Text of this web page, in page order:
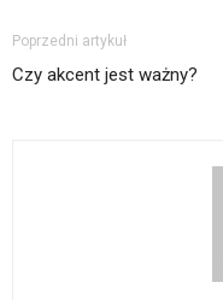
Poprzedni artykuł
Czy akcent jest ważny?